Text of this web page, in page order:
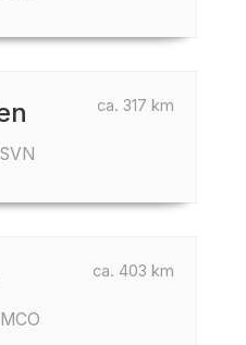
ca. 317 km
ca. 403 km